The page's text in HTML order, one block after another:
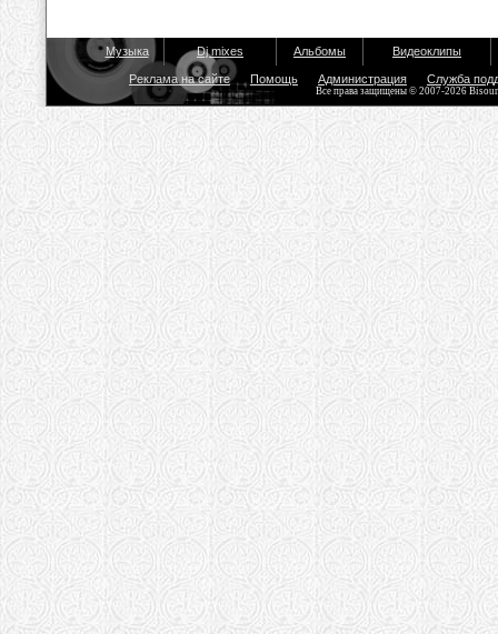
Музыка Dj mixes Альбомы Видеоклипы
Реклама на сайте Помощь Администрация Служба
Все права защищены © 2007-2026